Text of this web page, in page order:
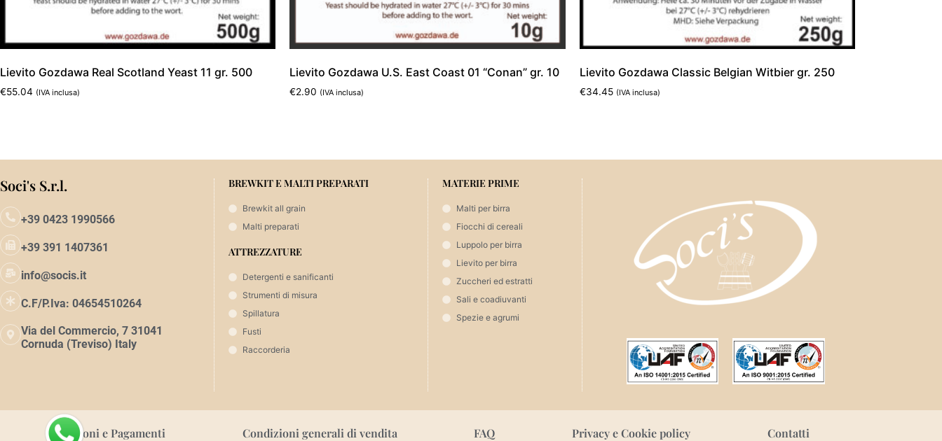
Lievito Gozdawa Real Scotland Yeast 11 gr. 500
€55.04 (IVA inclusa)
Lievito Gozdawa U.S. East Coast 01 “Conan” gr. 10
€2.90 (IVA inclusa)
Lievito Gozdawa Classic Belgian Witbier gr. 250
€34.45 (IVA inclusa)
Soci's S.r.l.
+39 0423 1990566
+39 391 1407361
info@socis.it
C.F/P.Iva: 04654510264
Via del Commercio, 7 31041
Cornuda (Treviso) Italy
BREWKIT E MALTI PREPARATI
Brewkit all grain
Malti preparati
ATTREZZATURE
Detergenti e sanificanti
Strumenti di misura
Spillatura
Fusti
Raccorderia
MATERIE PRIME
Malti per birra
Fiocchi di cereali
Luppolo per birra
Lievito per birra
Zuccheri ed estratti
Sali e coadiuvanti
Spezie e agrumi
Spedizioni e Pagamenti Condizioni generali di vendita FAQ Privacy e Cookie policy Contatti